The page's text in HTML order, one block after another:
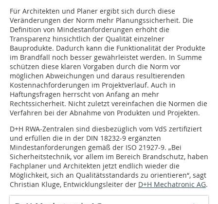
Für Architekten und Planer ergibt sich durch diese
Veränderungen der Norm mehr Planungssicherheit. Die
Definition von Mindestanforderungen erhöht die
Transparenz hinsichtlich der Qualität einzelner
Bauprodukte. Dadurch kann die Funktionalität der Produkte
im Brandfall noch besser gewährleistet werden. In Summe
schützen diese klaren Vorgaben durch die Norm vor
möglichen Abweichungen und daraus resultierenden
Kostennachforderungen im Projektverlauf. Auch in
Haftungsfragen herrscht von Anfang an mehr
Rechtssicherheit. Nicht zuletzt vereinfachen die Normen die
Verfahren bei der Abnahme von Produkten und Projekten.
D+H RWA-Zentralen sind diesbezüglich vom VdS zertifiziert
und erfüllen die in der DIN 18232-9 ergänzten
Mindestanforderungen gemäß der ISO 21927-9. „Bei
Sicherheitstechnik, vor allem im Bereich Brandschutz, haben
Fachplaner und Architekten jetzt endlich wieder die
Möglichkeit, sich an Qualitätsstandards zu orientieren“, sagt
Christian Kluge, Entwicklungsleiter der D+H Mechatronic AG.